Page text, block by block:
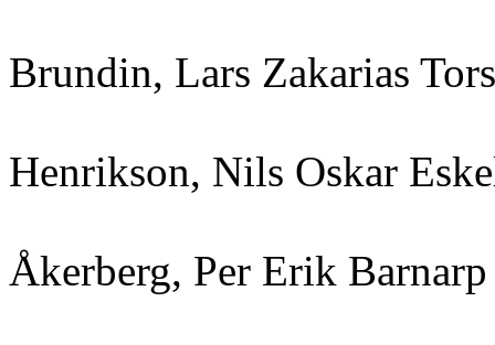
Brundin, Lars Zakarias
Henrikson, Nils Oskar
Åkerberg, Per Erik